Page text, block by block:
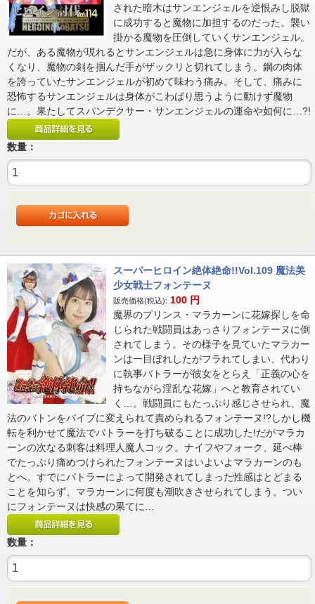
された暗木はサンエンジェルを逆恨みし脱獄
に成功すると魔物に加担するのだった。襲い
掛かる魔物を圧倒していくサンエンジェル。
だが、ある魔物が現れるとサンエンジェルは急に身体に力が入らな
くなり、魔物の剣を掴んだ手がザックリと切れてしまう。鋼の肉体
を誇っていたサンエンジェルが初めて味わう痛み。そして、痛みに
恐怖するサンエンジェルは身体がこわばり思うように動けず魔物
に…。果たしてスパンデクサー・サンエンジェルの運命や如何に…?!
数量：
スーパーヒロイン絶体絶命!!Vol.109 魔法美
少女戦士フォンテーヌ
販売価格(税込): 100 円
魔界のプリンス・マラカーンに花嫁探しを命
じられた戦闘員はあっさりフォンテーヌに倒
されてしまう。その様子を見ていたマラカー
ンは一目ぼれしたがフラれてしまい、代わり
に執事バトラーが彼女をとらえ「正義の心を
持ちながら淫乱な花嫁」へと教育されてい
く…。戦闘員にもたっぷり感じさせられ、魔
法のバトンをバイブに変えられて責められるフォンテーヌ!?しかし機
転を利かせて魔法でバトラーを打ち破ることに成功した!だがマラカ
ーンの次なる刺客は料理人魔人コック。ナイフやフォーク、延べ棒
でたっぷり痛めつけられたフォンテーヌはいよいよマラカーンのも
とへ。すでにバトラーによって開発されてしまった性感はとどまる
ことを知らず、マラカーンに何度も潮吹きさせられてしまう。つい
にフォンテーヌは快感の果てに…
数量：